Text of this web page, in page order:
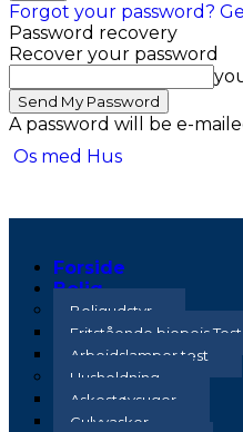
Forgot your password?
Password recovery
Recover your password
A password will be e-
Os med Hus
Forside
Bolig
Boligudstyr
Fritstående biopejs Test
Arbejdslamper test
Husholdning
Askestøvsuger
Gulvvasker